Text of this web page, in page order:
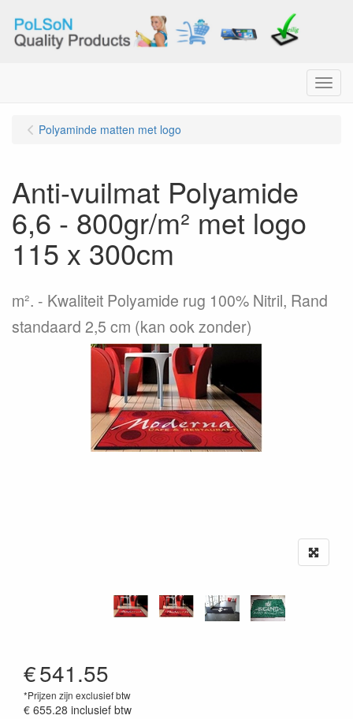
Menu
Polyaminde matten met logo
Anti-vuilmat Polyamide
6,6 - 800gr/m² met logo
115 x 300cm
m².
Kwaliteit Polyamide rug 100% Nitril, Rand
standaard 2,5 cm (kan ook zonder)
€541.55
*Prijzen zijn exclusief btw
€ 655.28 inclusief btw